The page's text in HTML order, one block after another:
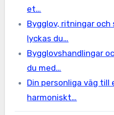
et…
Bygglov, ritningar
lyckas du…
Bygglovshandlingar
du med…
Din personliga väg
harmoniskt…